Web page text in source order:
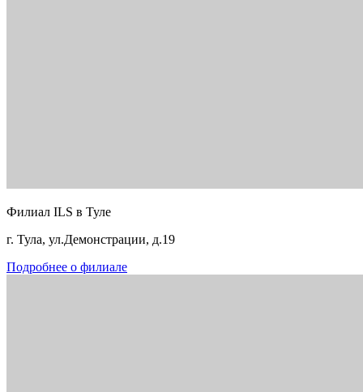
Филиал ILS в Туле
г. Тула, ул.Демонстрации, д.19
Подробнее о филиале